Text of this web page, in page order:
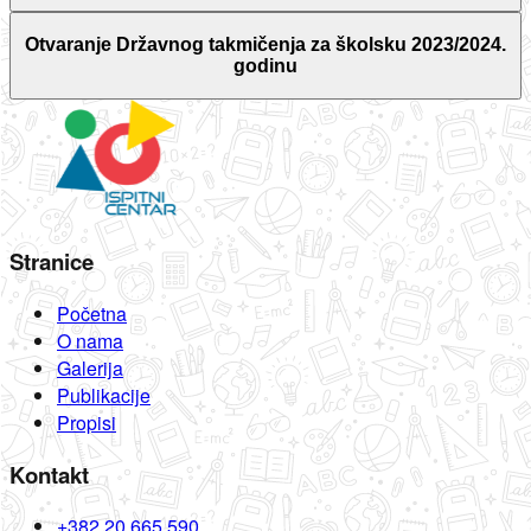
Otvaranje Državnog takmičenja za školsku 2023/2024.
godinu
Stranice
Početna
O nama
Galerija
Publikacije
Propisi
Kontakt